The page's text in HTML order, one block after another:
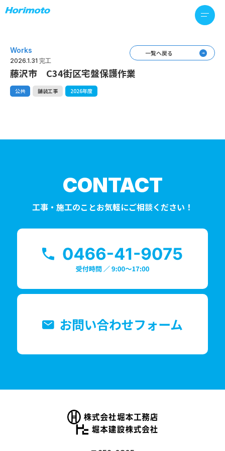
Works
2026.1.31 完工
藤沢市 C34街区宅盤保護作業
公共 舗装工事 2026年度
一覧へ戻る
CONTACT
工事・施工のことお気軽にご相談ください！